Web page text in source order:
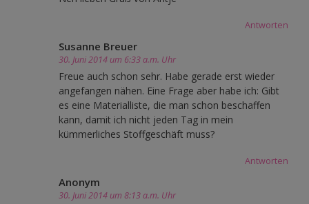
Antworten
Susanne Breuer
30. Juni 2014 um 6:33 a.m. Uhr
Freue auch schon sehr. Habe gerade erst wieder
angefangen nähen. Eine Frage aber habe ich: Gibt
es eine Materialliste, die man schon beschaffen
kann, damit ich nicht jeden Tag in mein
kümmerliches Stoffgeschäft muss?
Antworten
Anonym
30. Juni 2014 um 8:13 a.m. Uhr